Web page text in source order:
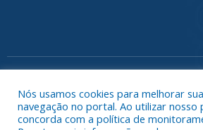
Nós usamos cookies para melhorar
navegação no portal. Ao utilizar nosso
concorda com a política de